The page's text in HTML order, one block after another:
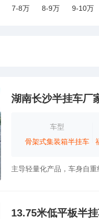
7-8万 8-9万 9-10万
湖南长沙半挂车厂
车型
骨架式集装箱半挂车
13.75米低平板半